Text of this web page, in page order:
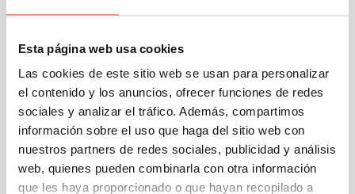
Esta página web usa cookies
Las cookies de este sitio web se usan para personalizar
el contenido y los anuncios, ofrecer funciones de redes
sociales y analizar el tráfico. Además, compartimos
información sobre el uso que haga del sitio web con
nuestros partners de redes sociales, publicidad y análisis
web, quienes pueden combinarla con otra información
que les haya proporcionado o que hayan recopilado a
Tamaños y
de cartón: cómo…
cajas de
Cajas Logística y Transporte
Written by Cajeando
Tu tienda online de cajas de cartón